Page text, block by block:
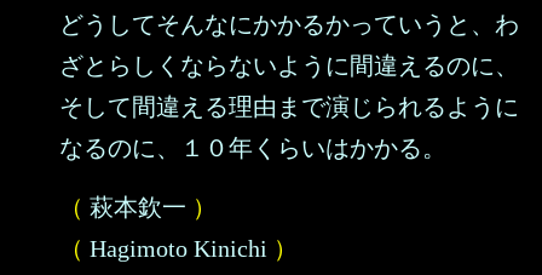
どうしてそんなにかかるかっていうと、わ
ざとらしくならないように間違えるのに、
そして間違える理由まで演じられるように
なるのに、１０年くらいはかかる。
（ 萩本欽一 ）
（ Hagimoto Kinichi ）